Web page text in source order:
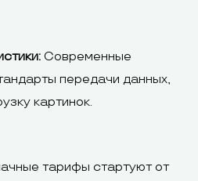
Современные
передачи данных,
картинок.
тарифы стартуют от